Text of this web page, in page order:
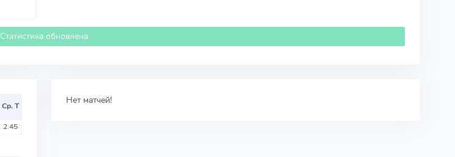
Статистика обновлена
Ср. Т
2.45
Нет матчей!